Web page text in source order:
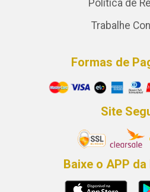
Política de
Trabalhe
Formas de
Site
Baixe o APP